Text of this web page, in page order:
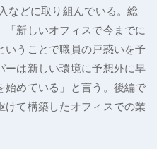
などに取り組んでいる。総
新しいオフィスで今までに
いうことで職員の戸惑いを予
は新しい環境に予想外に早
始めている」と言う。後編で
て構築したオフィスでの業